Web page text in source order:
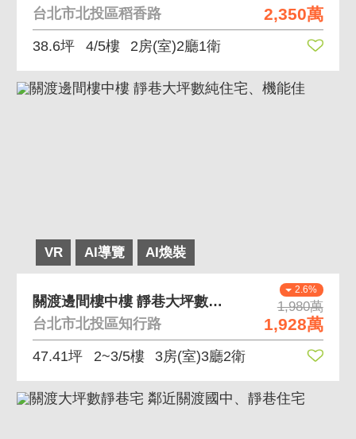
2,350萬
台北市北投區稻香路
38.6坪 4/5樓 2房(室)2廳1衛
VR AI導覽 AI煥裝
2.6%
1,980萬
1,928萬
關渡邊間樓中樓 靜巷大坪數純住宅、機能佳
台北市北投區知行路
47.41坪 2~3/5樓 3房(室)3廳2衛